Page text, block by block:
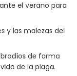
el verano para
y las malezas del
de forma
de la plaga.